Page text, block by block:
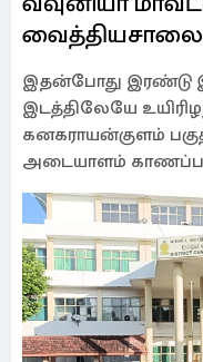
வைத்தியசாலை
இதன்போது இரண்டு
இடத்திலேயே
கனகராயன்குளம்
அடையாளம்